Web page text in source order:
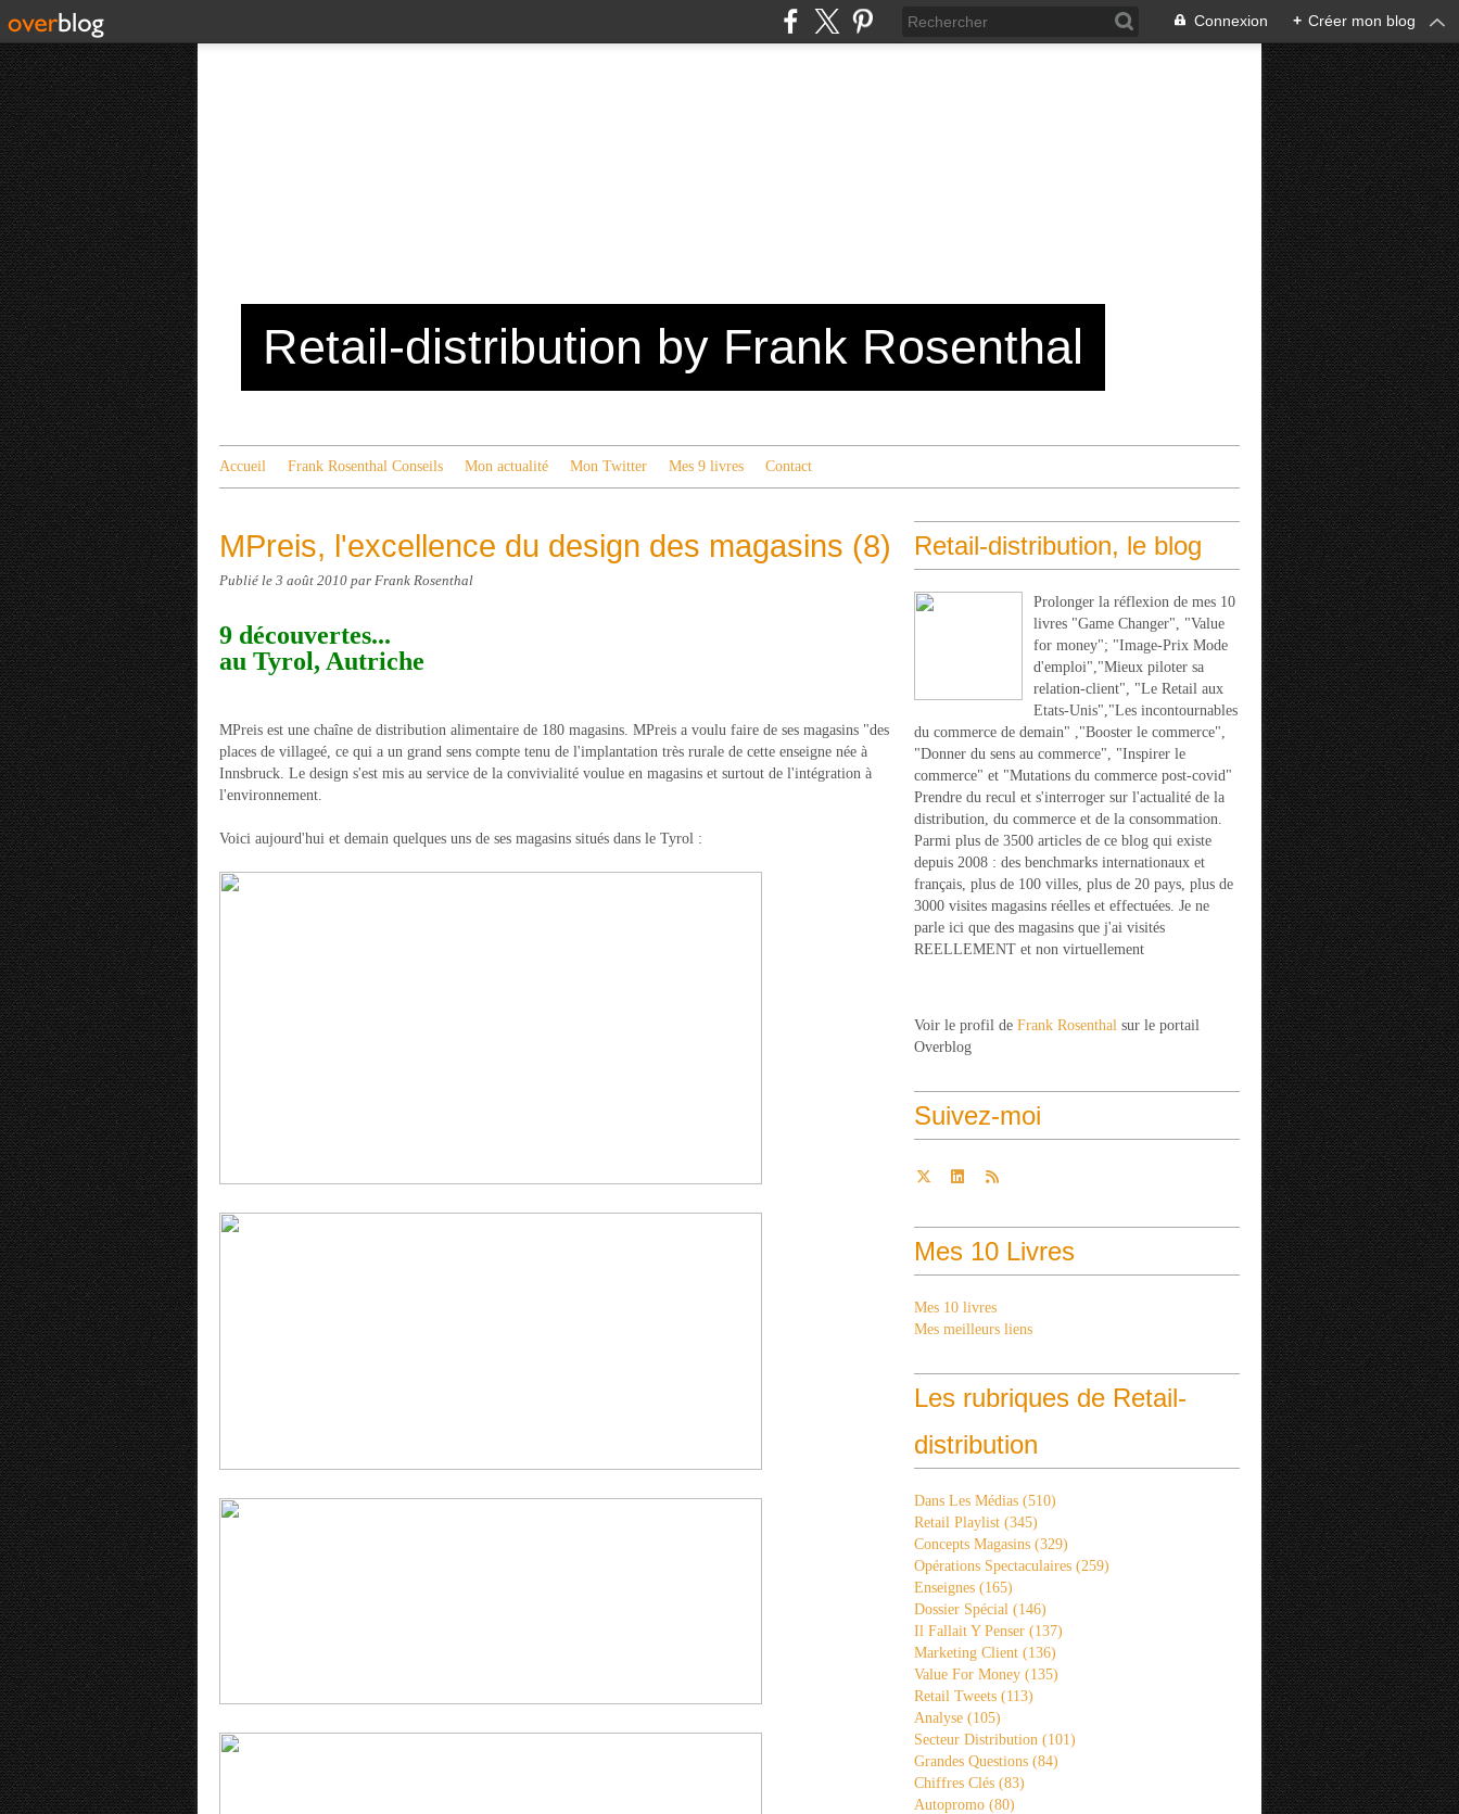
Connexion + Créer mon blog
Retail-distribution by Frank Rosenthal
Accueil Frank Rosenthal Conseils Mon actualité Mon Twitter Mes 9 livres Contact
MPreis, l'excellence du design des magasins (8)
Publié le 3 août 2010 par Frank Rosenthal
9 découvertes...
au Tyrol, Autriche
MPreis est une chaîne de distribution alimentaire de 180 magasins. MPreis a voulu faire de ses magasins "des
places de villageé, ce qui a un grand sens compte tenu de l'implantation très rurale de cette enseigne née à
Innsbruck. Le design s'est mis au service de la convivialité voulue en magasins et surtout de l'intégration à
l'environnement.
Voici aujourd'hui et demain quelques uns de ses magasins situés dans le Tyrol :
Retail-distribution, le blog
Prolonger la réflexion de mes 10
livres "Game Changer", "Value
for money"; "Image-Prix Mode
d'emploi","Mieux piloter sa
relation-client", "Le Retail aux
Etats-Unis","Les incontournables
du commerce de demain" ,"Booster le commerce",
"Donner du sens au commerce", "Inspirer le
commerce" et "Mutations du commerce post-covid"
Prendre du recul et s'interroger sur l'actualité de la
distribution, du commerce et de la consommation.
Parmi plus de 3500 articles de ce blog qui existe
depuis 2008 : des benchmarks internationaux et
français, plus de 100 villes, plus de 20 pays, plus de
3000 visites magasins réelles et effectuées. Je ne
parle ici que des magasins que j'ai visités
REELLEMENT et non virtuellement
Voir le profil de Frank Rosenthal sur le portail
Overblog
Suivez-moi
Mes 10 Livres
Mes 10 livres
Mes meilleurs liens
Les rubriques de Retail-
distribution
Dans Les Médias (510)
Retail Playlist (345)
Concepts Magasins (329)
Opérations Spectaculaires (259)
Enseignes (165)
Dossier Spécial (146)
Il Fallait Y Penser (137)
Marketing Client (136)
Value For Money (135)
Retail Tweets (113)
Analyse (105)
Secteur Distribution (101)
Grandes Questions (84)
Chiffres Clés (83)
Autopromo (80)